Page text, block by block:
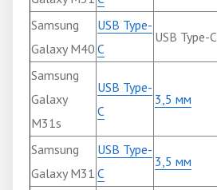
Samsung
Galaxy M40
USB Type-
C
USB Type-C
Samsung
Galaxy
M31s
USB Type-
C
3,5 мм
Samsung
Galaxy M31
USB Type-
C
3,5 мм